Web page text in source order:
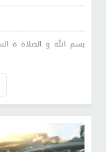
بسم الله و الصلاة ة